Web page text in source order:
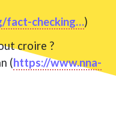
fact-checking…)
croire ?
(https://www.nna-